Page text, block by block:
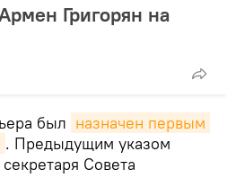
Григорян на
был назначен первым
. Предыдущим указом
Совета